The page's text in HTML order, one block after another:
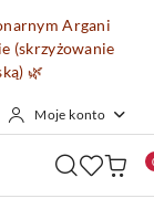
Argani
(skrzyżowanie
🌿
Moje konto